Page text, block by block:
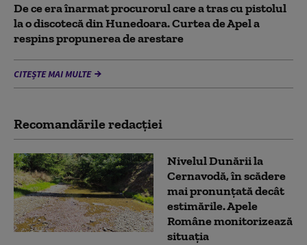
De ce era înarmat procurorul care a tras cu pistolul
la o discotecă din Hunedoara. Curtea de Apel a
respins propunerea de arestare
CITEȘTE MAI MULTE
Recomandările redacţiei
Nivelul Dunării la
Cernavodă, în scădere
mai pronunțată decât
estimările. Apele
Române monitorizează
situația